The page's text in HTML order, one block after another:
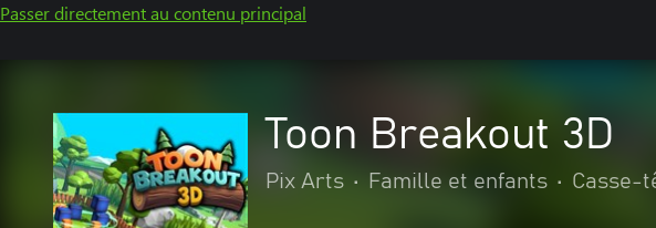
Passer directement au contenu principal
Toon Breakout 3D
Pix Arts • Famille et enfants • Casse-